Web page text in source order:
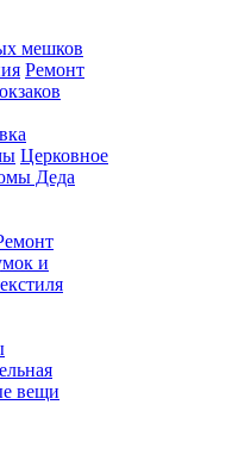
мешков
Ремонт
Церковное
Деда
и
вещи